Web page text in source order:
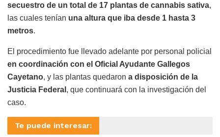
secuestro de un total de 17 plantas de cannabis sativa,
las cuales tenían una altura que iba desde 1 hasta 3
metros.
El procedimiento fue llevado adelante por personal policial
en coordinación con el Oficial Ayudante Gallegos
Cayetano, y las plantas quedaron a disposición de la
Justicia Federal , que continuará con la investigación del
caso.
Te puede interesar: